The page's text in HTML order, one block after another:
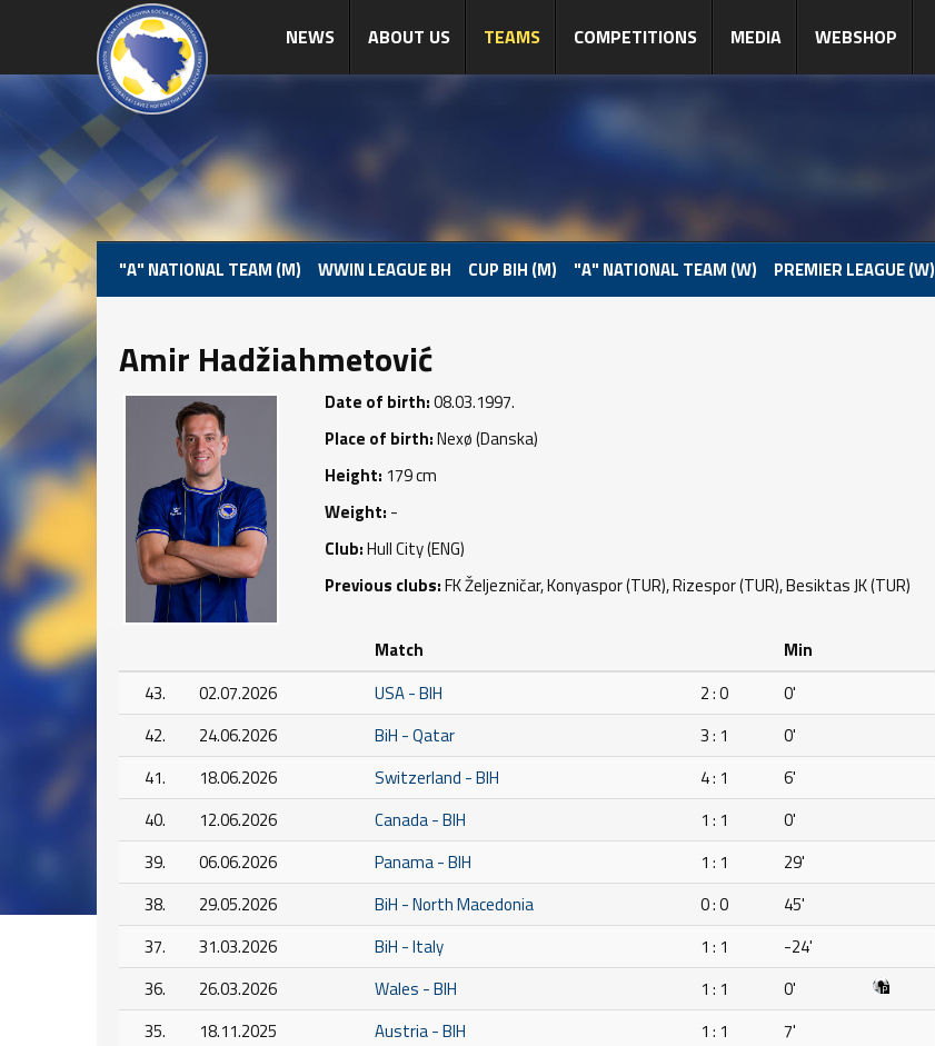
NEWS ABOUT US TEAMS COMPETITIONS MEDIA WEBSHOP
"A" NATIONAL TEAM (M) WWIN LEAGUE BH CUP BIH (M) "A" NATIONAL TEAM (W) PREMIER LEAGUE (W)
Amir Hadžiahmetović
Date of birth:08.03.1997.
Place of birth:Nexø (Danska)
Height: 179 cm
Weight: -
Club:Hull City (ENG)
Previous clubs:FK Željezničar, Konyaspor (TUR), Rizespor (TUR), Besiktas JK (TUR)
Match
Min
43.
02.07.2026 USA - BIH 2 : 0
0'
42.
24.06.2026 BiH - Qatar 3 : 1
0'
41.
18.06.2026 Switzerland - BIH 4 : 1
6'
40.
12.06.2026 Canada - BIH 1 : 1
0'
39.
06.06.2026 Panama - BIH 1 : 1
29'
38.
29.05.2026 BiH - North Macedonia 0 : 0
45'
37.
31.03.2026 BiH - Italy 1 : 1
-24'
36.
26.03.2026 Wales - BIH 1 : 1
0'
35.
18.11.2025 Austria - BIH 1 : 1
7'